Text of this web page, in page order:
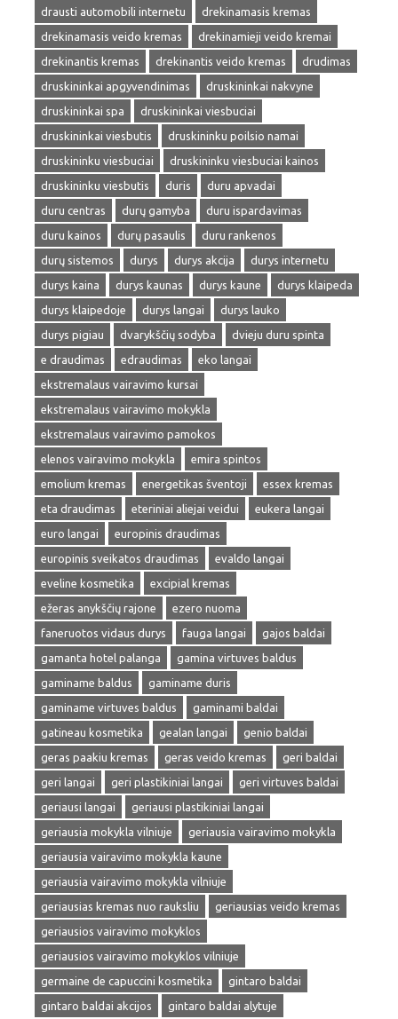
drausti automobili internetu
drekinamasis kremas
drekinamasis veido kremas
drekinamieji veido kremai
drekinantis kremas
drekinantis veido kremas
drudimas
druskininkai apgyvendinimas
druskininkai nakvyne
druskininkai spa
druskininkai viesbuciai
druskininkai viesbutis
druskininku poilsio namai
druskininku viesbuciai
druskininku viesbuciai kainos
druskininku viesbutis
duris
duru apvadai
duru centras
durų gamyba
duru ispardavimas
duru kainos
durų pasaulis
duru rankenos
durų sistemos
durys durys akcija
durys internetu
durys kaina
durys kaunas durys kaune
durys klaipeda
durys klaipedoje
durys langai
durys lauko
durys pigiau
dvarykščių sodyba
dvieju duru spinta
e draudimas
edraudimas
eko langai
ekstremalaus vairavimo kursai
ekstremalaus vairavimo mokykla
ekstremalaus vairavimo pamokos
elenos vairavimo mokykla
emira spintos
emolium kremas
energetikas šventoji
essex kremas
eta draudimas
eteriniai aliejai veidui
eukera langai
euro langai
europinis draudimas
europinis sveikatos draudimas
evaldo langai
eveline kosmetika
excipial kremas
ežeras anykščių rajone
ezero nuoma
faneruotos vidaus durys
fauga langai
gajos baldai
gamanta hotel palanga
gamina virtuves baldus
gaminame baldus
gaminame duris
gaminame virtuves baldus
gaminami baldai
gatineau kosmetika
gealan langai
genio baldai
geras paakiu kremas
geras veido kremas
geri baldai
geri langai
geri plastikiniai langai
geri virtuves baldai
geriausi langai
geriausi plastikiniai langai
geriausia mokykla vilniuje
geriausia vairavimo mokykla
geriausia vairavimo mokykla kaune
geriausia vairavimo mokykla vilniuje
geriausias kremas nuo rauksliu
geriausias veido kremas
geriausios vairavimo mokyklos
geriausios vairavimo mokyklos vilniuje
germaine de capuccini kosmetika
gintaro baldai
gintaro baldai akcijos
gintaro baldai alytuje